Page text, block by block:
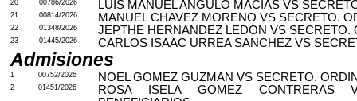
20 00786/2026 LUIS MANUEL ANGULO MACIAS VS
21 00814/2026 MANUEL CHAVEZ MORENO VS SECRETO.
22 01348/2026 JEPTHE HERNANDEZ LEDON VS SECRETO.
23 01445/2026 CARLOS ISAAC URREA SANCHEZ VS
Admisiones
1 00752/2026 NOEL GOMEZ GUZMAN VS SECRETO.
2 01451/2026
ROSA ISELA GOMEZ CONTRERAS